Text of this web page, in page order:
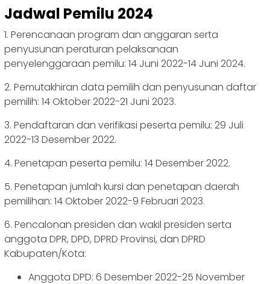
Jadwal Pemilu 2024
1. Perencanaan program dan anggaran serta
penyusunan peraturan pelaksanaan
penyelenggaraan pemilu: 14 Juni 2022-14 Juni 2024.
2. Pemutakhiran data pemilih dan penyusunan daftar
pemilih: 14 Oktober 2022-21 Juni 2023.
3. Pendaftaran dan verifikasi peserta pemilu: 29 Juli
2022-13 Desember 2022.
4. Penetapan peserta pemilu: 14 Desember 2022.
5. Penetapan jumlah kursi dan penetapan daerah
pemilihan: 14 Oktober 2022-9 Februari 2023.
6. Pencalonan presiden dan wakil presiden serta
anggota DPR, DPD, DPRD Provinsi, dan DPRD
Kabupaten/Kota:
Anggota DPD: 6 Desember 2022-25 November